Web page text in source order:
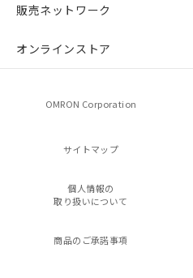
販売ネットワーク
オンラインストア
OMRON Corporation
サイトマップ
個人情報の
取り扱いについて
商品のご承諾事項